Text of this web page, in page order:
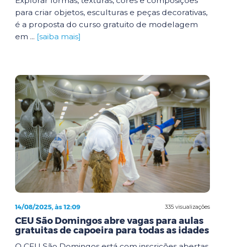
para criar objetos, esculturas e peças decorativas,
é a proposta do curso gratuito de modelagem
em ... [saiba mais]
335 visualizações
14/08/2025, às 12:09
CEU São Domingos abre vagas para aulas
gratuitas de capoeira para todas as idades